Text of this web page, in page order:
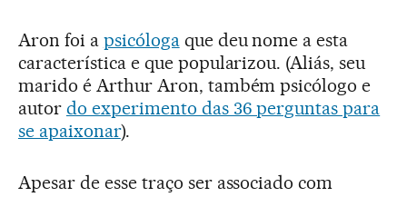
Aron foi a psicólogaque deu nome a esta
característica e que popularizou. (Aliás, seu
marido é Arthur Aron, também psicólogo e
autor do experimento das 36 perguntas para
se apaixonar).
Apesar de esse traço ser associado com